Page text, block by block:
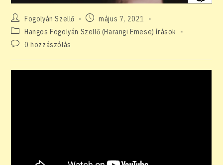
Post
author:
Fogolyán Szellő
Post
published:
május 7, 2021
Post
category:
Hangos Fogolyán Szellő (Harangi Emese) írások
Post0 hozzászólás